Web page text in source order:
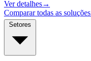
Ver detalhes→
Comparar todas as soluções